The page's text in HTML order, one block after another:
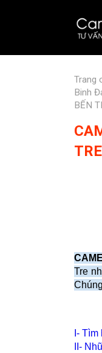
Trang
Binh
BẾN
TRE
Tre
I-
II-